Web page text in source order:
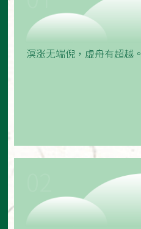
溟涨无端倪，虚舟有超越。